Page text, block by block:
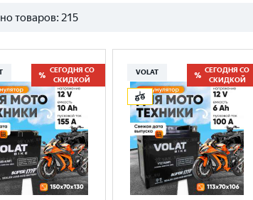
товаров: 215
СЕГОДНЯ СО
СКИДКОЙ
VOLAT
СЕГОДНЯ СО
СКИДКОЙ